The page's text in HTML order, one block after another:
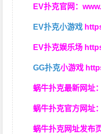
EV扑克官网：
EV扑克小游戏
EV扑克娱乐场
GG扑克小游戏
蜗牛扑克最新网址
蜗牛扑克官方网址
蜗牛扑克网址发布